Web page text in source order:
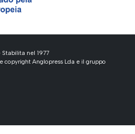
nel 1977
copyright Anglopress Lda e il gruppo